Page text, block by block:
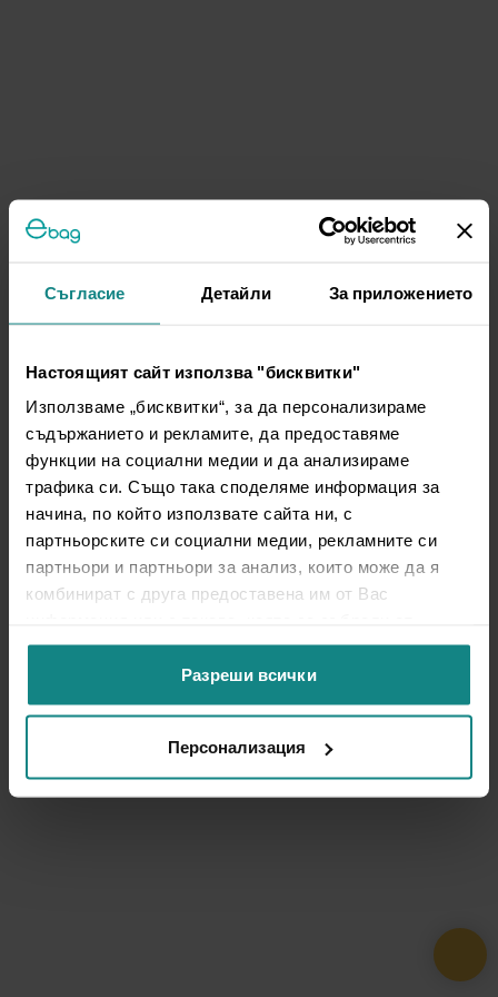
Съгласие Детайли За приложението
Настоящият сайт използва "бисквитки"
Използваме „бисквитки“, за да персонализираме
съдържанието и рекламите, да предоставяме
функции на социални медии и да анализираме
трафика си. Също така споделяме информация за
начина, по който използвате сайта ни, с
партньорските си социални медии, рекламните си
партньори и партньори за анализ, които може да я
комбинират с друга предоставена им от Вас
ползването от Ваша страна на услугите им.
Разреши всички
Персонализация